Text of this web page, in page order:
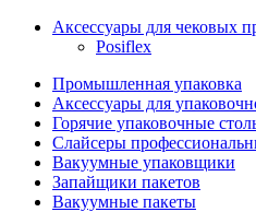
Аксессуары для чековых
Posiflex
Промышленная упаковка
Аксессуары для
Горячие упаковочные
Слайсеры
Вакуумные упаковщики
Запайщики пакетов
Вакуумные пакеты